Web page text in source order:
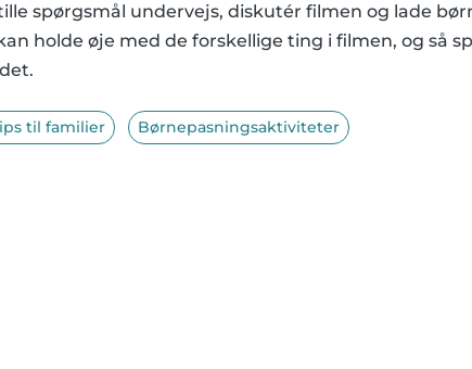
spørgsmål undervejs, diskutér filmen og lade
holde øje med de forskellige ting i filmen, og så
til familier Børnepasningsaktiviteter